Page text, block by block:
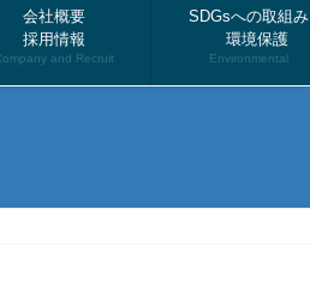
会社概要
採用情報
and Recruit
SDGsへの取組み
環境保護
Environmental